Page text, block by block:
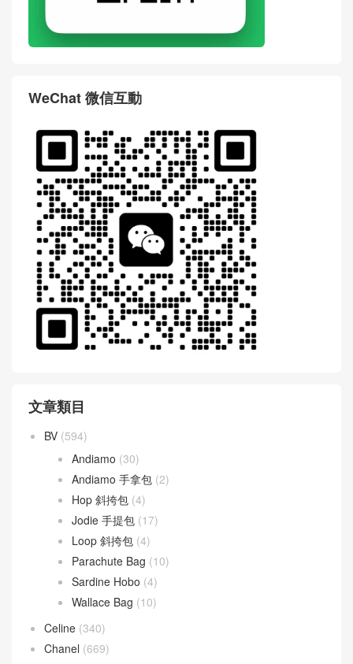
WeChat 微信互動
文章類目
BV (594)
Andiamo (30)
Andiamo 手拿包 (2)
Hop 斜挎包 (4)
Jodie 手提包 (17)
Loop 斜挎包 (4)
Parachute Bag (10)
Sardine Hobo (4)
Wallace Bag (10)
Celine (340)
Chanel (669)